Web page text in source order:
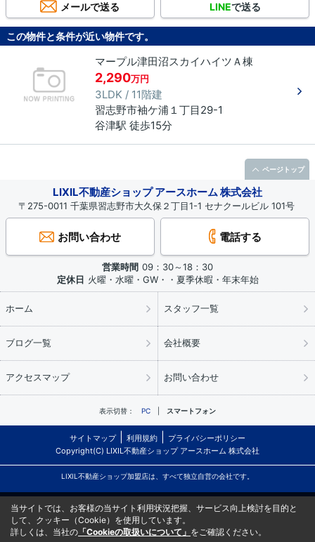
メールで送る LINEで送る
この物件と条件が近い物件です。
マープル津田沼スカイハイツＡ棟
2,290万円
3LDK / 11階建
習志野市袖ケ浦 １丁目 29-1
谷津駅 徒歩15分
LIXIL不動産ショップ アースホーム 株式会社
〒275-0011 千葉県習志野市大久保２丁目1-1 セナクールビル 101号
お問い合わせ 電話する
営業時間 09：30～18：30
定休日 火曜・水曜・GW・・夏季休暇・年末年始
ホーム スタッフ一覧
ブログ一覧 会社概要
アクセスマップ お問い合わせ
表示切替： PC スマートフォン
サイトマップ 利用規約
プライバシーポリシー
Copyright(C) LIXIL不動産ショップ アースホーム 株式会社
LIXIL不動産ショップ加盟店は、すべて独立自営の会社です。
ページトップ
当サイトでは、お客様の当サイト利用状況把握、サービス向上検討を目的と
して、クッキー（Cookie）を使用しています。
詳しくは、当社の 「Cookieの取扱いについて」 をご確認ください。